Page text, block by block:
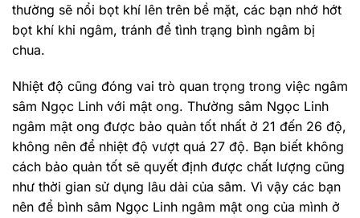
thường sẽ nổi bọt khí lên trên bề mặt, các bạn nhớ hớt
bọt khí khi ngâm, tránh để tình trạng bình ngâm bị
chua.
Nhiệt độ cũng đóng vai trò quan trọng trong việc ngâm
sâm Ngọc Linh với mật ong. Thường sâm Ngọc Linh
ngâm mật ong được bảo quản tốt nhất ở 21 đến 26 độ,
không nên để nhiệt độ vượt quá 27 độ. Bạn biết không
cách bảo quản tốt sẽ quyết định được chất lượng cũng
như thời gian sử dụng lâu dài của sâm. Vì vậy các bạn
nên để bình sâm Ngọc Linh ngâm mật ong của mình ở